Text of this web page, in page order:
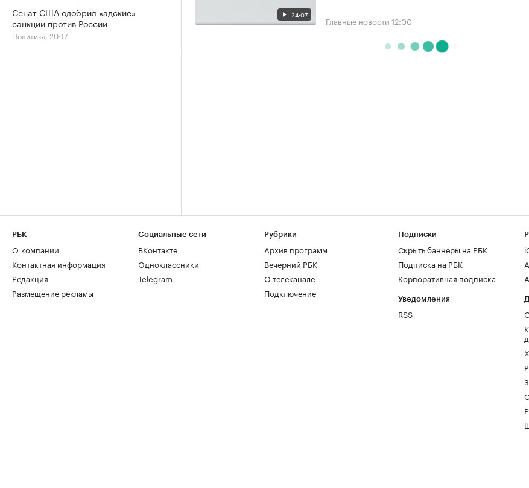
24:07 Главные новости 12:00
Сенат США одобрил «адские»
санкции против России
Политика, 20:17
РБК
О компании
Контактная информация
Редакция
Размещение рекламы
Социальные сети
ВКонтакте
Одноклассники
Telegram
Рубрики
Архив программ
Вечерний РБК
О телеканале
Подключение
Подписки
Скрыть баннеры на РБК
Подписка на РБК
Корпоративная подписка
Уведомления
RSS